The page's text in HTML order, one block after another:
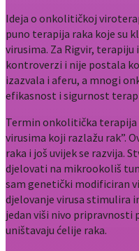
Ideja o onkolitičkoj
puno terapija raka koje su
virusima. Za Rigvir, terapiju
kontroverzi i nije postala
izazvala i aferu, a mnogi
efikasnost i sigurnost
Termin onkolitička terapija
virusima koji razlažu rak”.
raka i još uvijek se razvija.
djelovati na mikrookoliš
sam genetički modificiran
djelovanje virusa stimulira
jedan viši nivo pripravnosti
uništavaju ćelije raka.